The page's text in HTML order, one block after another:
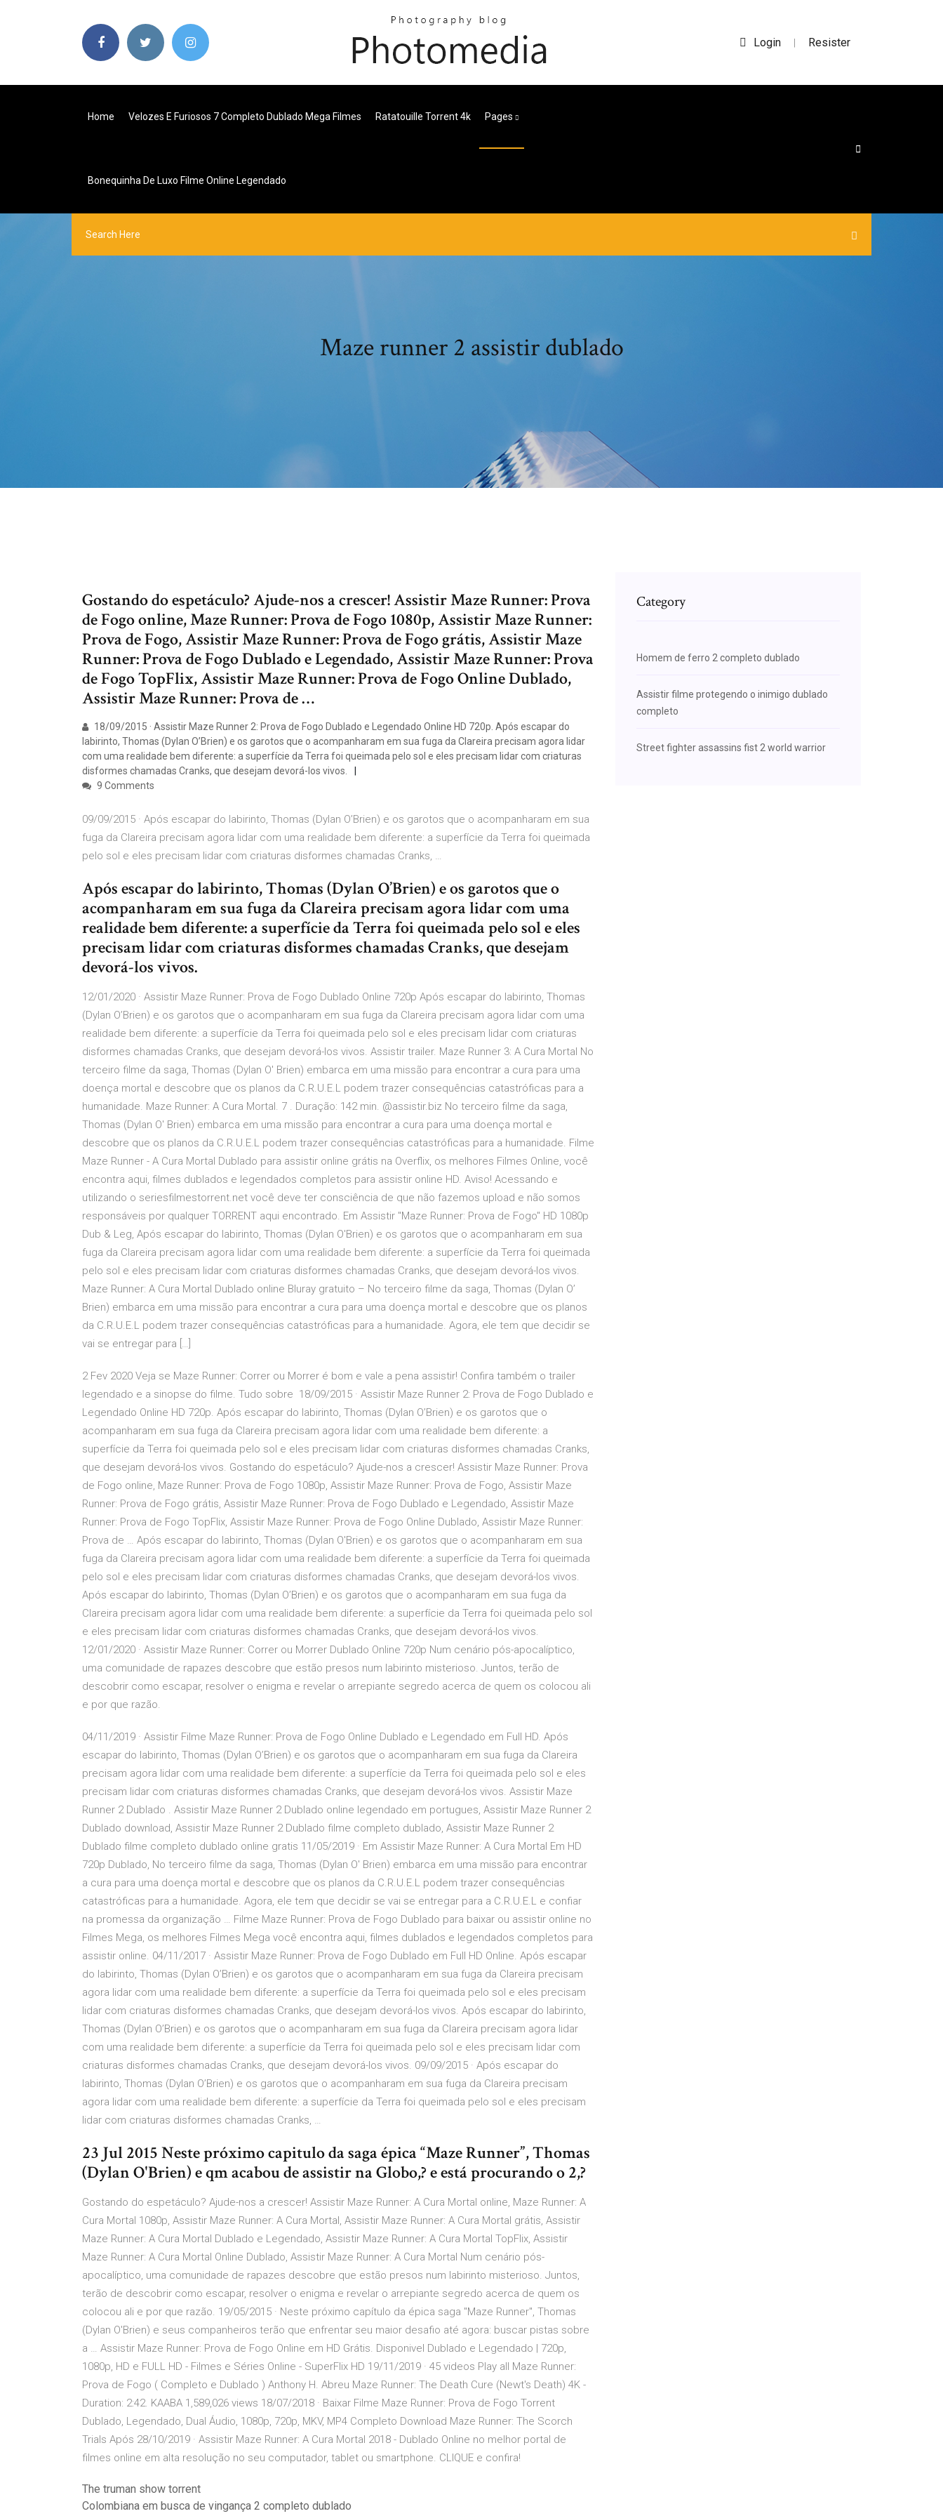
Login | Resister
Home Velozes E Furiosos 7 Completo Dublado Mega Filmes Ratatouille Torrent 4k Pages
Bonequinha De Luxo Filme Online Legendado
Maze runner 2 assistir dublado
Gostando do espetáculo? Ajude-nos a crescer! Assistir Maze Runner: Prova
de Fogo online, Maze Runner: Prova de Fogo 1080p, Assistir Maze Runner:
Prova de Fogo, Assistir Maze Runner: Prova de Fogo grátis, Assistir Maze
Runner: Prova de Fogo Dublado e Legendado, Assistir Maze Runner: Prova
de Fogo TopFlix, Assistir Maze Runner: Prova de Fogo Online Dublado,
Assistir Maze Runner: Prova de …
18/09/2015 · Assistir Maze Runner 2: Prova de Fogo Dublado e Legendado Online HD 720p. Após escapar do
labirinto, Thomas (Dylan O’Brien) e os garotos que o acompanharam em sua fuga da Clareira precisam agora lidar
com uma realidade bem diferente: a superfície da Terra foi queimada pelo sol e eles precisam lidar com criaturas
disformes chamadas Cranks, que desejam devorá-los vivos.
9 Comments
09/09/2015 · Após escapar do labirinto, Thomas (Dylan O’Brien) e os garotos que o acompanharam em sua
fuga da Clareira precisam agora lidar com uma realidade bem diferente: a superfície da Terra foi queimada
pelo sol e eles precisam lidar com criaturas disformes chamadas Cranks, …
Após escapar do labirinto, Thomas (Dylan O’Brien) e os garotos que o
acompanharam em sua fuga da Clareira precisam agora lidar com uma
realidade bem diferente: a superfície da Terra foi queimada pelo sol e eles
precisam lidar com criaturas disformes chamadas Cranks, que desejam
devorá-los vivos.
12/01/2020 · Assistir Maze Runner: Prova de Fogo Dublado Online 720p Após escapar do labirinto, Thomas
(Dylan O’Brien) e os garotos que o acompanharam em sua fuga da Clareira precisam agora lidar com uma
realidade bem diferente: a superfície da Terra foi queimada pelo sol e eles precisam lidar com criaturas
disformes chamadas Cranks, que desejam devorá-los vivos. Assistir trailer. Maze Runner 3: A Cura Mortal No
terceiro filme da saga, Thomas (Dylan O' Brien) embarca em uma missão para encontrar a cura para uma
doença mortal e descobre que os planos da C.R.U.E.L podem trazer consequências catastróficas para a
humanidade. Maze Runner: A Cura Mortal. 7 . Duração: 142 min. @assistir.biz No terceiro filme da saga,
Thomas (Dylan O' Brien) embarca em uma missão para encontrar a cura para uma doença mortal e
descobre que os planos da C.R.U.E.L podem trazer consequências catastróficas para a humanidade. Filme
Maze Runner - A Cura Mortal Dublado para assistir online grátis na Overflix, os melhores Filmes Online, você
encontra aqui, filmes dublados e legendados completos para assistir online HD. Aviso! Acessando e
utilizando o seriesfilmestorrent.net você deve ter consciência de que não fazemos upload e não somos
responsáveis por qualquer TORRENT aqui encontrado. Em Assistir "Maze Runner: Prova de Fogo" HD 1080p
Dub & Leg, Após escapar do labirinto, Thomas (Dylan O'Brien) e os garotos que o acompanharam em sua
fuga da Clareira precisam agora lidar com uma realidade bem diferente: a superfície da Terra foi queimada
pelo sol e eles precisam lidar com criaturas disformes chamadas Cranks, que desejam devorá-los vivos.
Maze Runner: A Cura Mortal Dublado online Bluray gratuito – No terceiro filme da saga, Thomas (Dylan O’
Brien) embarca em uma missão para encontrar a cura para uma doença mortal e descobre que os planos
da C.R.U.E.L podem trazer consequências catastróficas para a humanidade. Agora, ele tem que decidir se
vai se entregar para […]
2 Fev 2020 Veja se Maze Runner: Correr ou Morrer é bom e vale a pena assistir! Confira também o trailer
legendado e a sinopse do filme. Tudo sobre 18/09/2015 · Assistir Maze Runner 2: Prova de Fogo Dublado e
Legendado Online HD 720p. Após escapar do labirinto, Thomas (Dylan O’Brien) e os garotos que o
acompanharam em sua fuga da Clareira precisam agora lidar com uma realidade bem diferente: a
superfície da Terra foi queimada pelo sol e eles precisam lidar com criaturas disformes chamadas Cranks,
que desejam devorá-los vivos. Gostando do espetáculo? Ajude-nos a crescer! Assistir Maze Runner: Prova
de Fogo online, Maze Runner: Prova de Fogo 1080p, Assistir Maze Runner: Prova de Fogo, Assistir Maze
Runner: Prova de Fogo grátis, Assistir Maze Runner: Prova de Fogo Dublado e Legendado, Assistir Maze
Runner: Prova de Fogo TopFlix, Assistir Maze Runner: Prova de Fogo Online Dublado, Assistir Maze Runner:
Prova de … Após escapar do labirinto, Thomas (Dylan O'Brien) e os garotos que o acompanharam em sua
fuga da Clareira precisam agora lidar com uma realidade bem diferente: a superfície da Terra foi queimada
pelo sol e eles precisam lidar com criaturas disformes chamadas Cranks, que desejam devorá-los vivos.
Após escapar do labirinto, Thomas (Dylan O’Brien) e os garotos que o acompanharam em sua fuga da
Clareira precisam agora lidar com uma realidade bem diferente: a superfície da Terra foi queimada pelo sol
e eles precisam lidar com criaturas disformes chamadas Cranks, que desejam devorá-los vivos.
12/01/2020 · Assistir Maze Runner: Correr ou Morrer Dublado Online 720p Num cenário pós-apocalíptico,
uma comunidade de rapazes descobre que estão presos num labirinto misterioso. Juntos, terão de
descobrir como escapar, resolver o enigma e revelar o arrepiante segredo acerca de quem os colocou ali
e por que razão.
04/11/2019 · Assistir Filme Maze Runner: Prova de Fogo Online Dublado e Legendado em Full HD. Após
escapar do labirinto, Thomas (Dylan O’Brien) e os garotos que o acompanharam em sua fuga da Clareira
precisam agora lidar com uma realidade bem diferente: a superfície da Terra foi queimada pelo sol e eles
precisam lidar com criaturas disformes chamadas Cranks, que desejam devorá-los vivos. Assistir Maze
Runner 2 Dublado . Assistir Maze Runner 2 Dublado online legendado em portugues, Assistir Maze Runner 2
Dublado download, Assistir Maze Runner 2 Dublado filme completo dublado, Assistir Maze Runner 2
Dublado filme completo dublado online gratis 11/05/2019 · Em Assistir Maze Runner: A Cura Mortal Em HD
720p Dublado, No terceiro filme da saga, Thomas (Dylan O' Brien) embarca em uma missão para encontrar
a cura para uma doença mortal e descobre que os planos da C.R.U.E.L podem trazer consequências
catastróficas para a humanidade. Agora, ele tem que decidir se vai se entregar para a C.R.U.E.L e confiar
na promessa da organização … Filme Maze Runner: Prova de Fogo Dublado para baixar ou assistir online no
Filmes Mega, os melhores Filmes Mega você encontra aqui, filmes dublados e legendados completos para
assistir online. 04/11/2017 · Assistir Maze Runner: Prova de Fogo Dublado em Full HD Online. Após escapar
do labirinto, Thomas (Dylan O’Brien) e os garotos que o acompanharam em sua fuga da Clareira precisam
agora lidar com uma realidade bem diferente: a superfície da Terra foi queimada pelo sol e eles precisam
lidar com criaturas disformes chamadas Cranks, que desejam devorá-los vivos. Após escapar do labirinto,
Thomas (Dylan O’Brien) e os garotos que o acompanharam em sua fuga da Clareira precisam agora lidar
com uma realidade bem diferente: a superfície da Terra foi queimada pelo sol e eles precisam lidar com
criaturas disformes chamadas Cranks, que desejam devorá-los vivos. 09/09/2015 · Após escapar do
labirinto, Thomas (Dylan O’Brien) e os garotos que o acompanharam em sua fuga da Clareira precisam
agora lidar com uma realidade bem diferente: a superfície da Terra foi queimada pelo sol e eles precisam
lidar com criaturas disformes chamadas Cranks, …
23 Jul 2015 Neste próximo capitulo da saga épica “Maze Runner”, Thomas
(Dylan O'Brien) e qm acabou de assistir na Globo,? e está procurando o 2,?
Gostando do espetáculo? Ajude-nos a crescer! Assistir Maze Runner: A Cura Mortal online, Maze Runner: A
Cura Mortal 1080p, Assistir Maze Runner: A Cura Mortal, Assistir Maze Runner: A Cura Mortal grátis, Assistir
Maze Runner: A Cura Mortal Dublado e Legendado, Assistir Maze Runner: A Cura Mortal TopFlix, Assistir
Maze Runner: A Cura Mortal Online Dublado, Assistir Maze Runner: A Cura Mortal Num cenário pós-
apocalíptico, uma comunidade de rapazes descobre que estão presos num labirinto misterioso. Juntos,
terão de descobrir como escapar, resolver o enigma e revelar o arrepiante segredo acerca de quem os
colocou ali e por que razão. 19/05/2015 · Neste próximo capítulo da épica saga "Maze Runner", Thomas
(Dylan O'Brien) e seus companheiros terão que enfrentar seu maior desafio até agora: buscar pistas sobre
a … Assistir Maze Runner: Prova de Fogo Online em HD Grátis. Disponivel Dublado e Legendado | 720p,
1080p, HD e FULL HD - Filmes e Séries Online - SuperFlix HD 19/11/2019 · 45 videos Play all Maze Runner:
Prova de Fogo ( Completo e Dublado ) Anthony H. Abreu Maze Runner: The Death Cure (Newt's Death) 4K -
Duration: 2:42. KAABA 1,589,026 views 18/07/2018 · Baixar Filme Maze Runner: Prova de Fogo Torrent
Dublado, Legendado, Dual Áudio, 1080p, 720p, MKV, MP4 Completo Download Maze Runner: The Scorch
Trials Após 28/10/2019 · Assistir Maze Runner: A Cura Mortal 2018 - Dublado Online no melhor portal de
filmes online em alta resolução no seu computador, tablet ou smartphone. CLIQUE e confira!
The truman show torrent
Colombiana em busca de vingança 2 completo dublado
Category
Homem de ferro 2 completo dublado
Assistir filme protegendo o inimigo dublado
completo
Street fighter assassins fist 2 world warrior